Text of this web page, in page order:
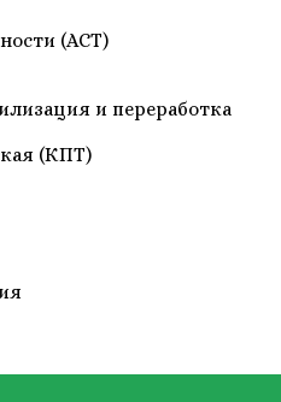
(АСТ)
и переработка
(КПТ)